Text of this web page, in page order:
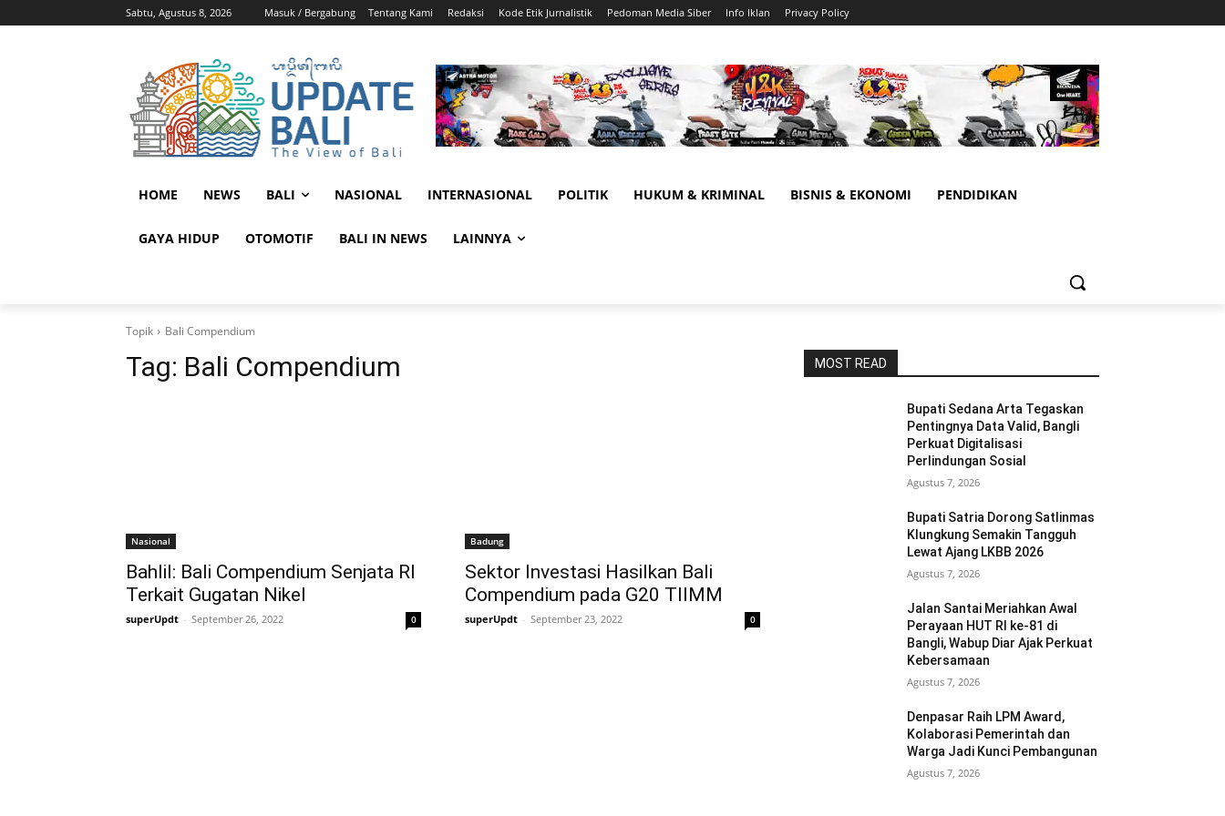
Sabtu, Agustus 8, 2026 Masuk / Bergabung Tentang Kami Redaksi Kode Etik Jurnalistik Pedoman Media Siber Info Iklan Privacy Policy
HOME NEWS BALI NASIONAL INTERNASIONAL POLITIK HUKUM & KRIMINAL BISNIS & EKONOMI PENDIDIKAN
GAYA HIDUP OTOMOTIF BALI IN NEWS LAINNYA
Topik Bali Compendium
Tag: Bali Compendium
Nasional
Bahlil: Bali Compendium Senjata RI
Terkait Gugatan Nikel
superUpdt - September 26, 2022 0
Badung
Sektor Investasi Hasilkan Bali
Compendium pada G20 TIIMM
superUpdt - September 23, 2022 0
MOST READ
Bupati Sedana Arta Tegaskan
Pentingnya Data Valid, Bangli
Perkuat Digitalisasi
Perlindungan Sosial
Agustus 7, 2026
Bupati Satria Dorong Satlinmas
Klungkung Semakin Tangguh
Lewat Ajang LKBB 2026
Agustus 7, 2026
Jalan Santai Meriahkan Awal
Perayaan HUT RI ke-81 di
Bangli, Wabup Diar Ajak Perkuat
Kebersamaan
Agustus 7, 2026
Denpasar Raih LPM Award,
Kolaborasi Pemerintah dan
Warga Jadi Kunci Pembangunan
Agustus 7, 2026